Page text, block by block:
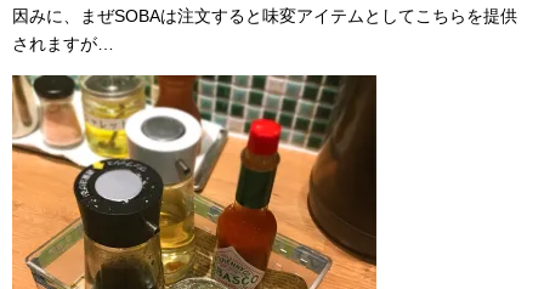
因みに、まぜSOBAは注文すると味変アイテムとしてこちらを提供
されますが…